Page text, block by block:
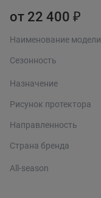
от 22 400 ₽
Наименование модели
Сезонность
Назначение
Рисунок протектора
Направленность
Страна бренда
All-season